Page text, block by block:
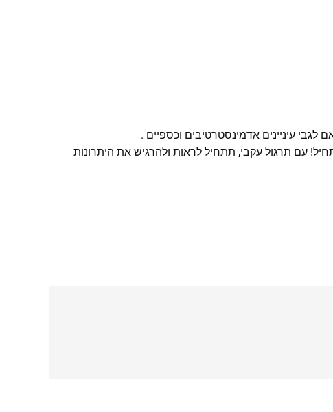
עיניינים אדמינסטרטיבים וכספיים .
עם תרגול עקבי, תתחיל לראות ולהרגיש את היתרונות